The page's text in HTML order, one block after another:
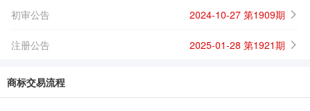
初审公告 2024-10-27 第1909期
注册公告 2025-01-28 第1921期
商标交易流程